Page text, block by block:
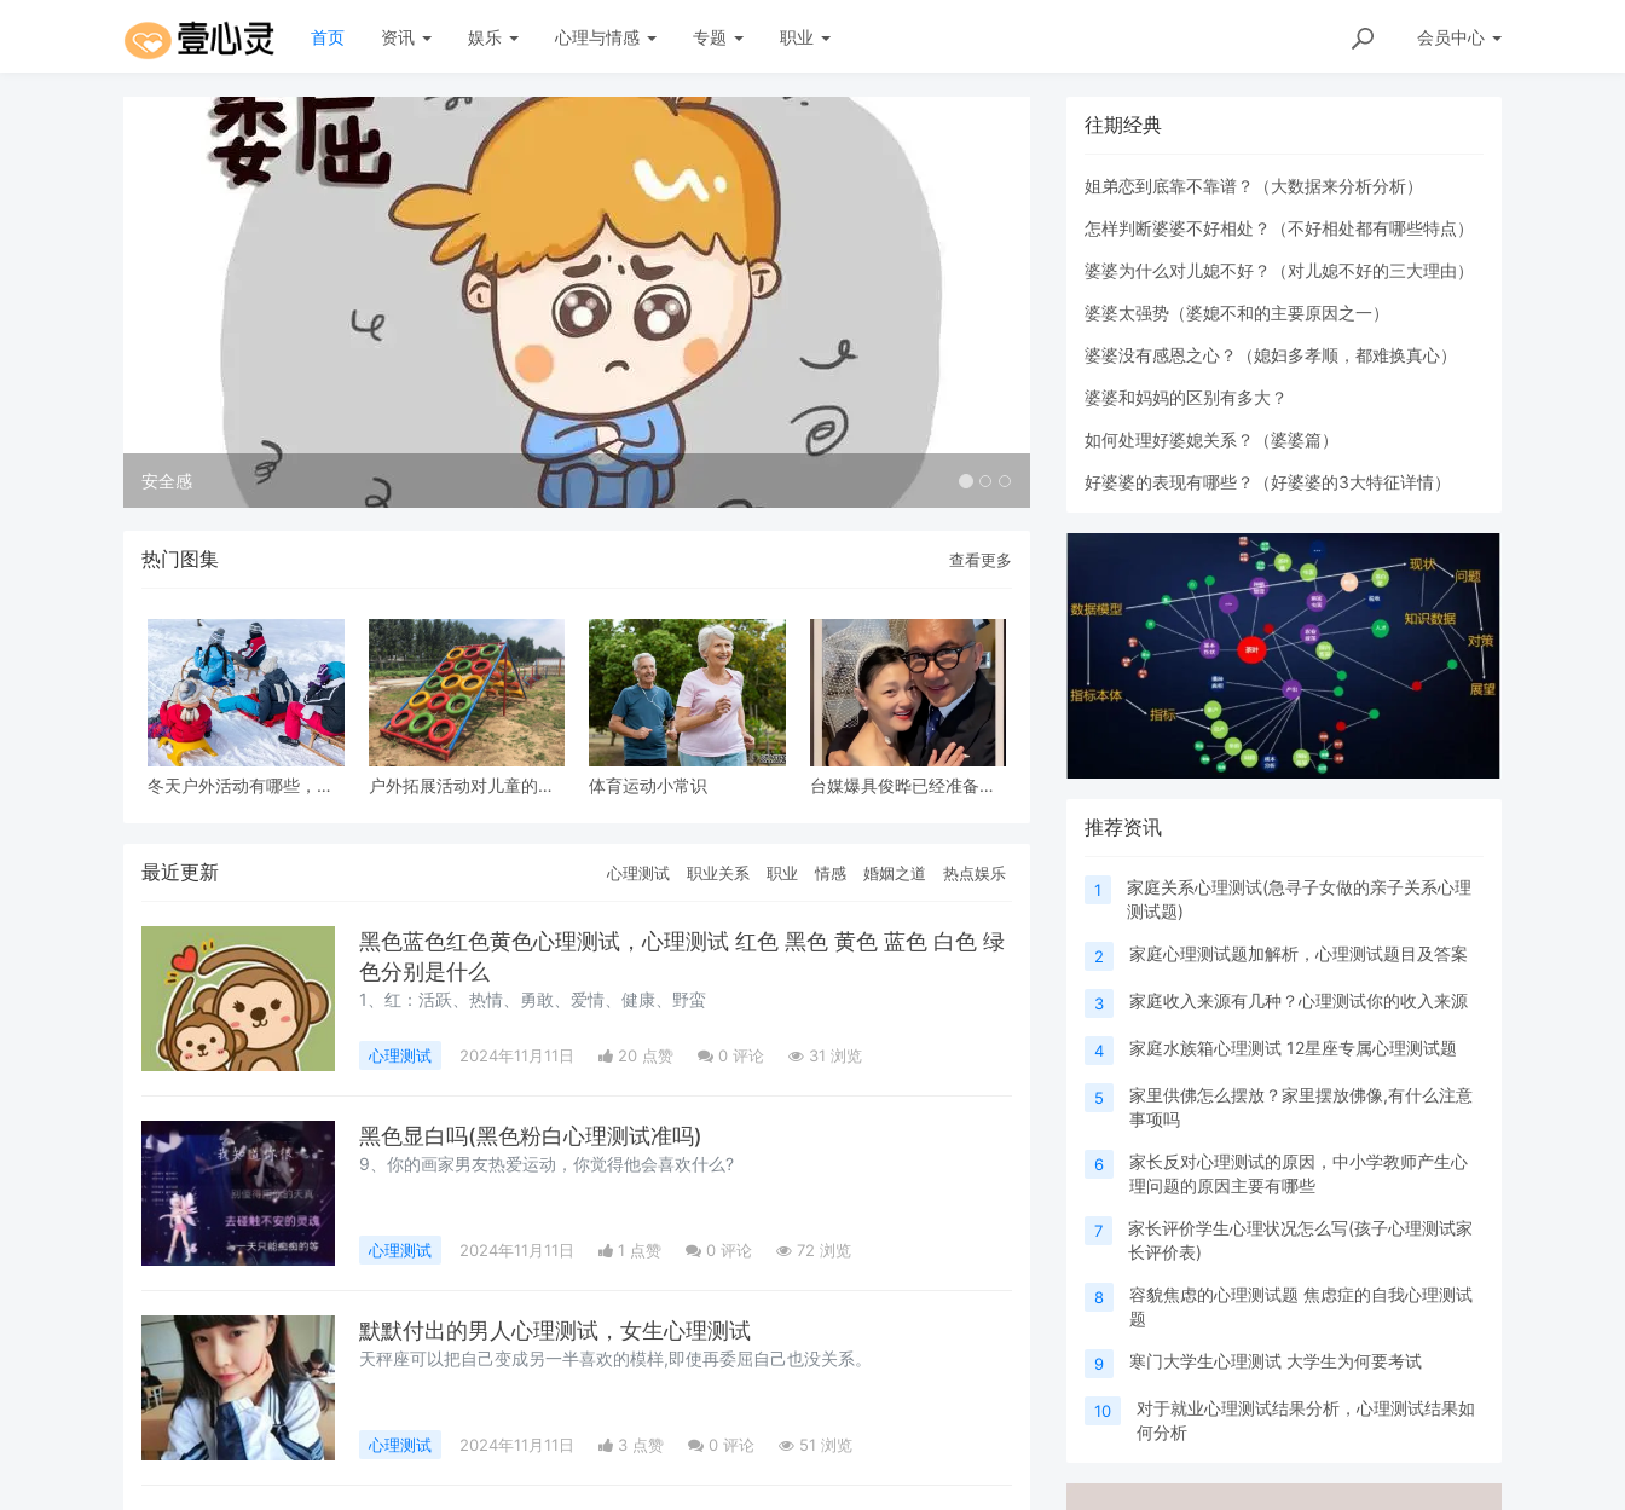
首页 资讯 娱乐 心理与情感 专题 职业 会员中心
人格测试工具
热门图集 查看更多
冬天户外活动有哪些，带
户外拓展活动对儿童的好
体育运动小常识
台媒爆具俊晔已经准备舍
最近更新 心理测试 职业关系 职业 情感 婚姻之道 热点娱乐
黑色蓝色红色黄色心理测试，心理测试 红色 黑色 黄色 蓝色 白色 绿
色分别是什么
1、红：活跃、热情、勇敢、爱情、健康、野蛮
心理测试 2024年11月11日 20 点赞 0 评论 31 浏览
黑色显白吗(黑色粉白心理测试准吗)
9、你的画家男友热爱运动，你觉得他会喜欢什么?
心理测试 2024年11月11日 1 点赞 0 评论 72 浏览
默默付出的男人心理测试，女生心理测试
天秤座可以把自己变成另一半喜欢的模样,即使再委屈自己也没关系。
心理测试 2024年11月11日 3 点赞 0 评论 51 浏览
往期经典
姐弟恋到底靠不靠谱？（大数据来分析分析）
怎样判断婆婆不好相处？（不好相处都有哪些特点）
婆婆为什么对儿媳不好？（对儿媳不好的三大理由）
婆婆太强势（婆媳不和的主要原因之一）
婆婆没有感恩之心？（媳妇多孝顺，都难换真心）
婆婆和妈妈的区别有多大？
如何处理好婆媳关系？（婆婆篇）
好婆婆的表现有哪些？（好婆婆的3大特征详情）
推荐资讯
1
家庭关系心理测试(急寻子女做的亲子关系心理
测试题)
2 家庭心理测试题加解析，心理测试题目及答案
3 家庭收入来源有几种？心理测试你的收入来源
4 家庭水族箱心理测试 12星座专属心理测试题
5
家里供佛怎么摆放？家里摆放佛像,有什么注意
事项吗
6
家长反对心理测试的原因，中小学教师产生心
理问题的原因主要有哪些
7
家长评价学生心理状况怎么写(孩子心理测试家
长评价表)
8
容貌焦虑的心理测试题 焦虑症的自我心理测试
题
9 寒门大学生心理测试 大学生为何要考试
10
对于就业心理测试结果分析，心理测试结果如
何分析